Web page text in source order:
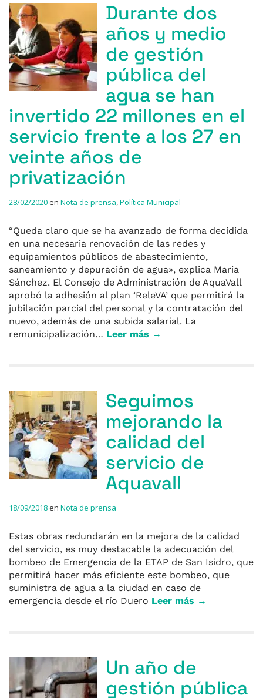
Durante dos
años y medio
de gestión
pública del
agua se han
invertido 22 millones en el
servicio frente a los 27 en
veinte años de
privatización
28/02/2020en Nota de prensa,Política Municipal
“Queda claro que se ha avanzado de forma decidida
en una necesaria renovación de las redes y
equipamientos públicos de abastecimiento,
saneamiento y depuración de agua», explica María
Sánchez. El Consejo de Administración de AquaVall
aprobó la adhesión al plan ‘ReleVA’ que permitirá la
jubilación parcial del personal y la contratación del
nuevo, además de una subida salarial. La
remunicipalización… Leer más →
Seguimos
mejorando la
calidad del
servicio de
Aquavall
18/09/2018en Nota de prensa
Estas obras redundarán en la mejora de la calidad
del servicio, es muy destacable la adecuación del
bombeo de Emergencia de la ETAP de San Isidro, que
permitirá hacer más eficiente este bombeo, que
suministra de agua a la ciudad en caso de
emergencia desde el río Duero Leer más →
Un año de
gestión pública